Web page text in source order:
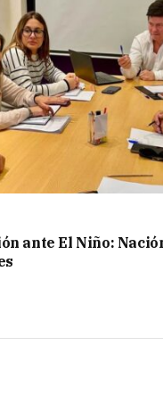
ante El Niño: